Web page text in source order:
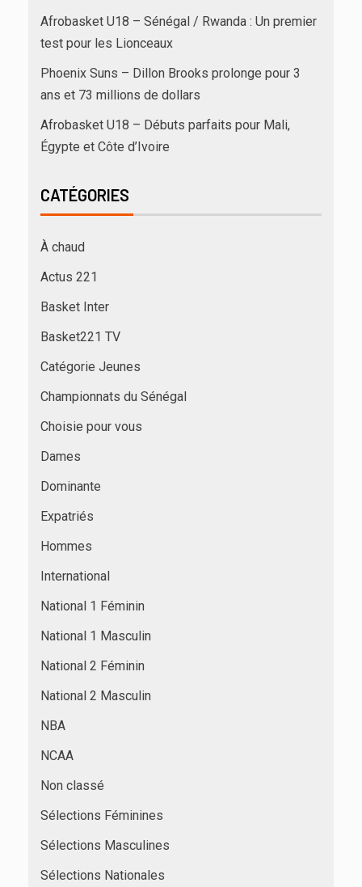
Afrobasket U18 – Sénégal / Rwanda : Un premier
test pour les Lionceaux
Phoenix Suns – Dillon Brooks prolonge pour 3
ans et 73 millions de dollars
Afrobasket U18 – Débuts parfaits pour Mali,
Égypte et Côte d’Ivoire
CATÉGORIES
À chaud
Actus 221
Basket Inter
Basket221 TV
Catégorie Jeunes
Championnats du Sénégal
Choisie pour vous
Dames
Dominante
Expatriés
Hommes
International
National 1 Féminin
National 1 Masculin
National 2 Féminin
National 2 Masculin
NBA
NCAA
Non classé
Sélections Féminines
Sélections Masculines
Sélections Nationales